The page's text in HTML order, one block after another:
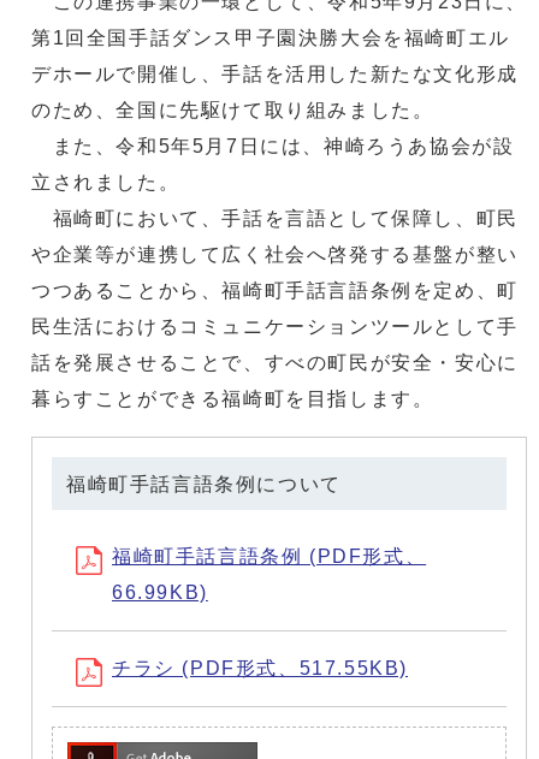
第1回全国手話ダンス甲子園決勝大会を福崎町エル
デホールで開催し、手話を活用した新たな文化形成
のため、全国に先駆けて取り組みました。
また、令和5年5月7日には、神崎ろうあ協会が設
立されました。
福崎町において、手話を言語として保障し、町民
や企業等が連携して広く社会へ啓発する基盤が整い
つつあることから、福崎町手話言語条例を定め、町
民生活におけるコミュニケーションツールとして手
話を発展させることで、すべの町民が安全・安心に
暮らすことができる福崎町を目指します。
福崎町手話言語条例について
福崎町手話言語条例 (PDF形式、
66.99KB)
チラシ (PDF形式、517.55KB)